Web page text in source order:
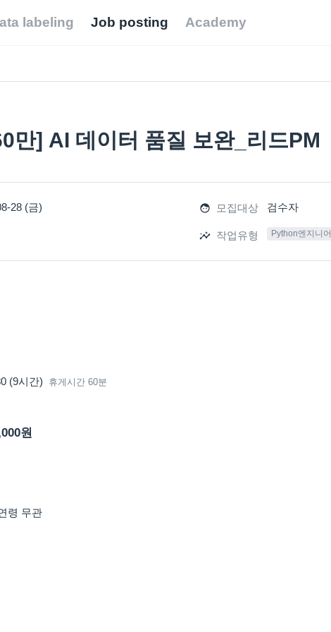
labeling Job posting Academy
만] AI 데이터 품질 보완_리드PM
28 (금) 모집대상 검수자
작업유형 Python엔지니어
(9시간) 휴게시간 60분
원
령 무관